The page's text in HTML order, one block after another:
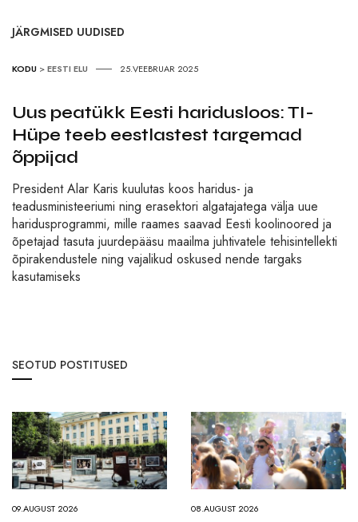
JÄRGMISED UUDISED
KODU >EESTI ELU 25.VEEBRUAR 2025
Uus peatükk Eesti haridusloos: TI-
Hüpe teeb eestlastest targemad
õppijad
President Alar Karis kuulutas koos haridus- ja
teadusministeeriumi ning erasektori algatajatega välja uue
haridusprogrammi, mille raames saavad Eesti koolinoored ja
õpetajad tasuta juurdepääsu maailma juhtivatele tehisintellekti
õpirakendustele ning vajalikud oskused nende targaks
kasutamiseks
SEOTUD POSTITUSED
09.AUGUST 2026 08.AUGUST 2026